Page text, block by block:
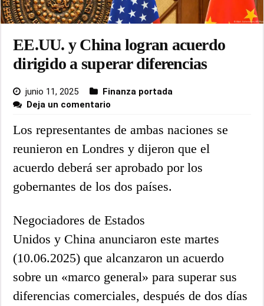
EE.UU. y China logran acuerdo
dirigido a superar diferencias
junio 11, 2025
Finanza portada
Deja un comentario
Los representantes de ambas naciones se
reunieron en Londres y dijeron que el
acuerdo deberá ser aprobado por los
gobernantes de los dos países.
Negociadores de Estados
Unidos y China anunciaron este martes
(10.06.2025) que alcanzaron un acuerdo
sobre un «marco general» para superar sus
diferencias comerciales, después de dos días